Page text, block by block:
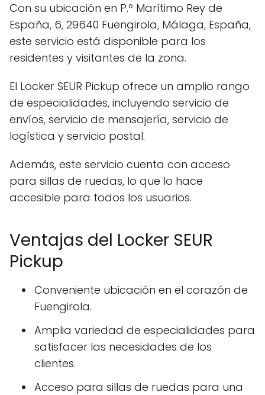
Con su ubicación en P.º Marítimo Rey de
España, 6, 29640 Fuengirola, Málaga, España,
este servicio está disponible para los
residentes y visitantes de la zona.
El Locker SEUR Pickup ofrece un amplio rango
de especialidades, incluyendo servicio de
envíos, servicio de mensajería, servicio de
logística y servicio postal.
Además, este servicio cuenta con acceso
para sillas de ruedas, lo que lo hace
accesible para todos los usuarios.
Ventajas del Locker SEUR
Pickup
Conveniente ubicación en el corazón de
Fuengirola.
Amplia variedad de especialidades para
satisfacer las necesidades de los
clientes.
Acceso para sillas de ruedas para una